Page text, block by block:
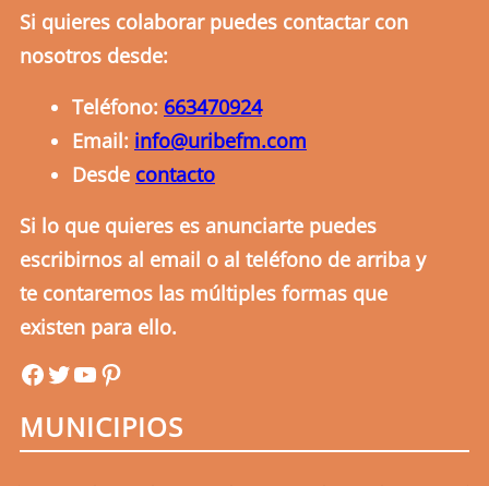
Si quieres colaborar puedes contactar con
nosotros desde:
Teléfono: 663470924
Email: info@uribefm.com
Desde contacto
Si lo que quieres es anunciarte puedes
escribirnos al email o al teléfono de arriba y
te contaremos las múltiples formas que
existen para ello.
uribefmuribefmYouTube Pinterest
MUNICIPIOS